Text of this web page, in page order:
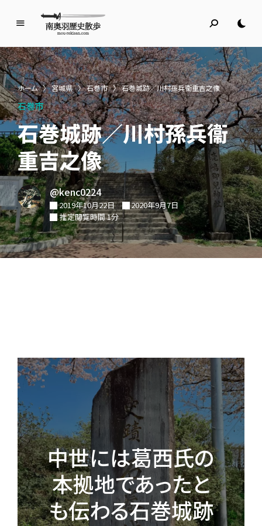
奥
羽
歴
史
散
歩
名所旧跡と館めぐり
ホーム 〉 宮城県 〉 石巻市 〉 石巻城跡／川村孫兵衞重吉之像
石巻市
石巻城跡／川村孫兵衞
重吉之像
@kenc0224
2019年10月22日
2020年9月7日
推定閲覧時間 1分
中世には葛西氏の
本拠地であったと
も伝わる石巻城跡